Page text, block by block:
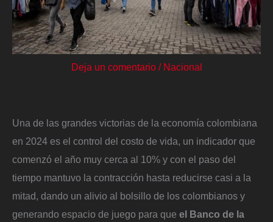
Deja un comentario / Nacional
Una de las grandes victorias de la economía colombiana
en 2024 es el control del costo de vida, un indicador que
comenzó el año muy cerca al 10% y con el paso del
tiempo mantuvo la contracción hasta reducirse casi a la
mitad, dando un alivio al bolsillo de los colombianos y
generando espacio de juego para que el Banco de la